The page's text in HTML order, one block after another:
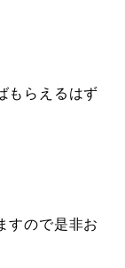
もらえるはず
すので是非お